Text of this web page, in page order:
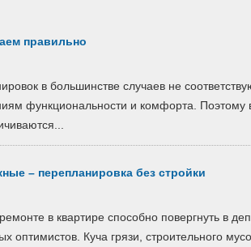
правильно
в большинстве случаев не
функциональности и комфорта. Поэтому
– перепланировка без стройки
в квартире способно повергнуть в
оптимистов. Куча грязи, строительного